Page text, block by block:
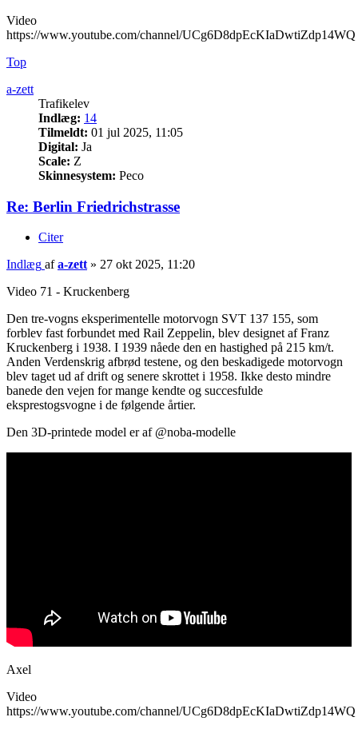
Video
https://www.youtube.com/channel/UCg6D8dpEcKIaDwtiZdp14WQ
Top
a-zett
Trafikelev
Indlæg: 14
Tilmeldt: 01 jul 2025, 11:05
Digital: Ja
Scale: Z
Skinnesystem: Peco
Re: Berlin Friedrichstrasse
Citer
Indlæg afa-zett » 27 okt 2025, 11:20
Video 71 - Kruckenberg
Den tre-vogns eksperimentelle motorvogn SVT 137 155, som
forblev fast forbundet med Rail Zeppelin, blev designet af Franz
Kruckenberg i 1938. I 1939 nåede den en hastighed på 215 km/t.
Anden Verdenskrig afbrød testene, og den beskadigede motorvogn
blev taget ud af drift og senere skrottet i 1958. Ikke desto mindre
banede den vejen for mange kendte og succesfulde
eksprestogsvogne i de følgende årtier.
Den 3D-printede model er af @noba-modelle
Axel
Video
https://www.youtube.com/channel/UCg6D8dpEcKIaDwtiZdp14WQ